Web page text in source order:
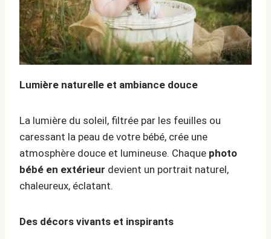
Lumière naturelle et ambiance douce
La lumière du soleil, filtrée par les feuilles ou
caressant la peau de votre bébé, crée une
atmosphère douce et lumineuse. Chaque photo
bébé en extérieur devient un portrait naturel,
chaleureux, éclatant.
Des décors vivants et inspirants